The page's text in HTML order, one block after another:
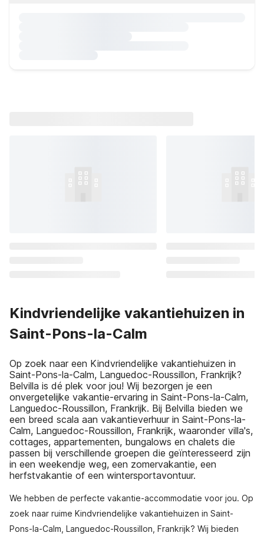
Kindvriendelijke vakantiehuizen in
Saint-Pons-la-Calm
Op zoek naar een Kindvriendelijke vakantiehuizen in
Saint-Pons-la-Calm, Languedoc-Roussillon, Frankrijk?
Belvilla is dé plek voor jou! Wij bezorgen je een
onvergetelijke vakantie-ervaring in Saint-Pons-la-Calm,
Languedoc-Roussillon, Frankrijk. Bij Belvilla bieden we
een breed scala aan vakantieverhuur in Saint-Pons-la-
Calm, Languedoc-Roussillon, Frankrijk, waaronder villa's,
cottages, appartementen, bungalows en chalets die
passen bij verschillende groepen die geïnteresseerd zijn
in een weekendje weg, een zomervakantie, een
herfstvakantie of een wintersportavontuur.
We hebben de perfecte vakantie-accommodatie voor jou. Op
zoek naar ruime Kindvriendelijke vakantiehuizen in Saint-
Pons-la-Calm, Languedoc-Roussillon, Frankrijk? Wij bieden